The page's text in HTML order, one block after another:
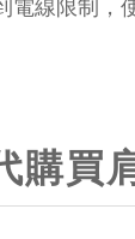
電線限制，
購買